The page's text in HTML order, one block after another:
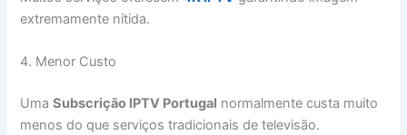
extremamente nítida.
4. Menor Custo
UmaSubscrição IPTV Portugal normalmente custa muito
menos do que serviços tradicionais de televisão.